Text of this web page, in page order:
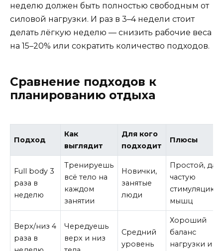
неделю должен быть полностью свободным от
силовой нагрузки. И раз в 3–4 недели стоит
делать лёгкую неделю — снизить рабочие веса
на 15–20% или сократить количество подходов.
Сравнение подходов к
планированию отдыха
Подход
Как
выглядит
Для кого
подходит
Плюсы
Full body 3
раза в
неделю
Тренируешь
всё тело на
каждом
занятии
Новички,
занятые
люди
Простой,
частую
стимуляцию
мышц
Верх/низ 4
раза в
Чередуешь
верх и низ
Средний
уровень
Хороший
баланс
нагрузки и